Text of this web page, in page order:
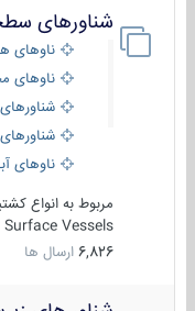
شناورهای
ناوهای
ناوهای
شناورهای
شناورهای
ناوهای
مربوط به انواع
Surface Vessels
6,826 ارسال ها